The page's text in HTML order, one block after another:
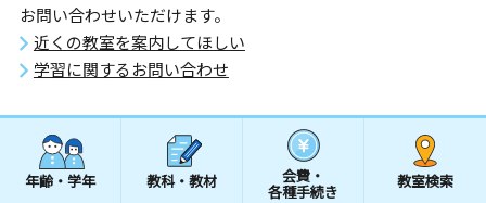
お問い合わせいただけます。
近くの教室を案内してほしい
学習に関するお問い合わせ
年齢・学年 教科・教材 会費・
各種手続き
教室検索